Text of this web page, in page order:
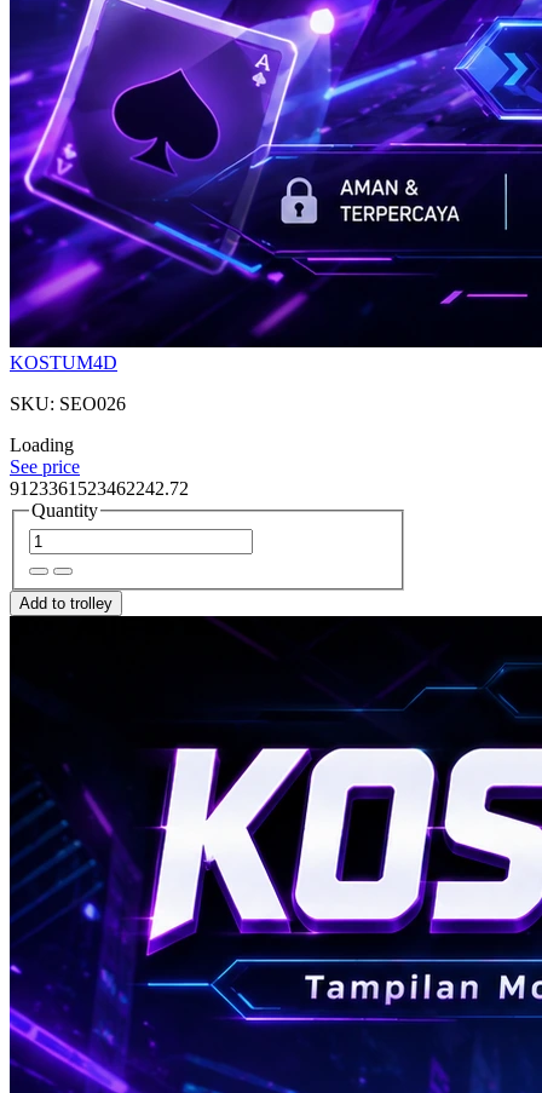
KOSTUM4D
SKU: SEO026
Loading
See price
9123361523462242.72
Quantity
Add to trolley